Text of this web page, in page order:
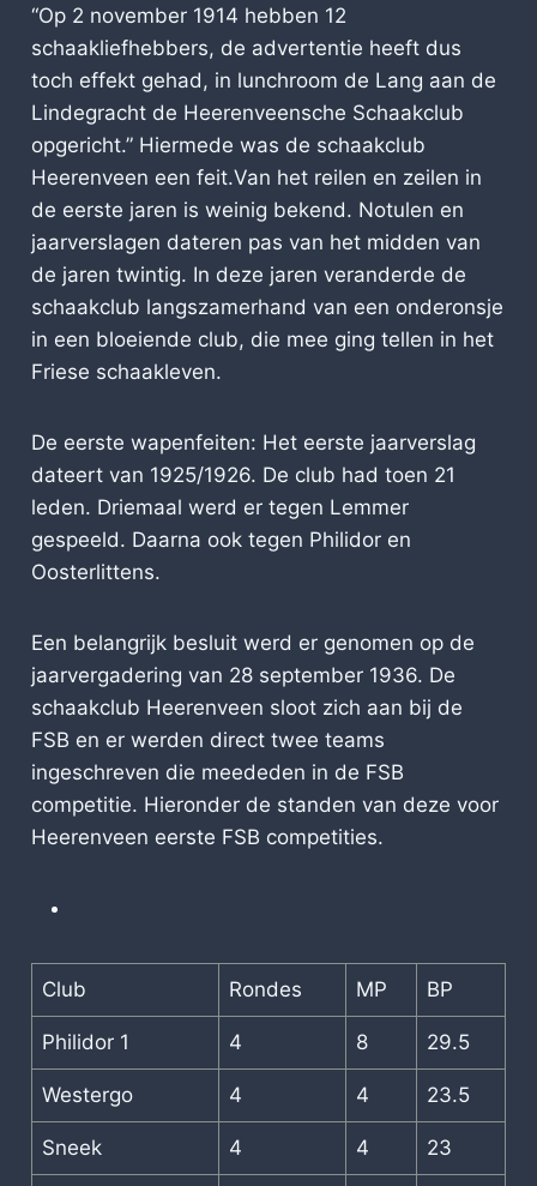
“Op 2 november 1914 hebben 12
schaakliefhebbers, de advertentie heeft dus
toch effekt gehad, in lunchroom de Lang aan de
Lindegracht de Heerenveensche Schaakclub
opgericht.” Hiermede was de schaakclub
Heerenveen een feit.Van het reilen en zeilen in
de eerste jaren is weinig bekend. Notulen en
jaarverslagen dateren pas van het midden van
de jaren twintig. In deze jaren veranderde de
schaakclub langszamerhand van een onderonsje
in een bloeiende club, die mee ging tellen in het
Friese schaakleven.
De eerste wapenfeiten: Het eerste jaarverslag
dateert van 1925/1926. De club had toen 21
leden. Driemaal werd er tegen Lemmer
gespeeld. Daarna ook tegen Philidor en
Oosterlittens.
Een belangrijk besluit werd er genomen op de
jaarvergadering van 28 september 1936. De
schaakclub Heerenveen sloot zich aan bij de
FSB en er werden direct twee teams
ingeschreven die meededen in de FSB
competitie. Hieronder de standen van deze voor
Heerenveen eerste FSB competities.
Club Rondes MP BP
Philidor 1 4 8 29.5
Westergo 4 4 23.5
Sneek 4 4 23